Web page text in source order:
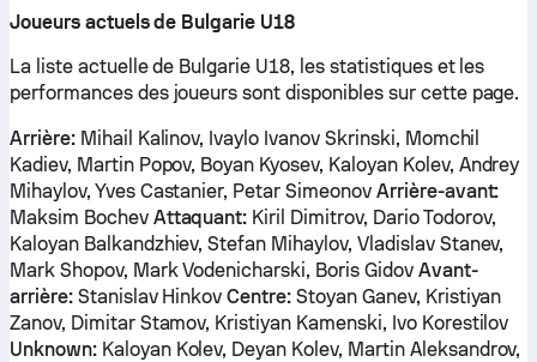
Joueurs actuels de Bulgarie U18
La liste actuelle de Bulgarie U18, les statistiques et les
performances des joueurs sont disponibles sur cette page.
Arrière:Mihail Kalinov, Ivaylo Ivanov Skrinski, Momchil
Kadiev, Martin Popov, Boyan Kyosev, Kaloyan Kolev, Andrey
Mihaylov, Yves Castanier, Petar Simeonov Arrière-avant:
Maksim Bochev Attaquant: Kiril Dimitrov, Dario Todorov,
Kaloyan Balkandzhiev, Stefan Mihaylov, Vladislav Stanev,
Mark Shopov, Mark Vodenicharski, Boris Gidov Avant-
arrière:Stanislav HinkovCentre: Stoyan Ganev, Kristiyan
Zanov, Dimitar Stamov, Kristiyan Kamenski, Ivo Korestilov
Unknown:Kaloyan Kolev, Deyan Kolev, Martin Aleksandrov,